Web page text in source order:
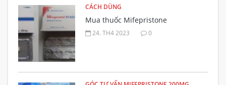
CÁCH DÙNG
Mua thuốc Mifepristone
24. TH4 2023 0